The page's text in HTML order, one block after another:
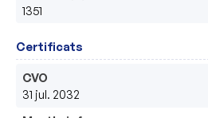
1351
Certificats
CVO
31 jul. 2032